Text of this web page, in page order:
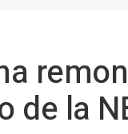
de la